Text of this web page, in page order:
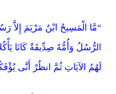
“مَّا الْمَسِيحُ ابْنُ مَرْيَمَ إِلاَّ
الرُّسُلُ وَأُمُّهُ صِدِّيقَةٌ كَانَا
لَهُمُ الآيَاتِ ثُمَّ انظُرْ أَنَّى